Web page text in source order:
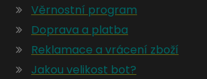
Věrnostní program
Doprava a platba
Reklamace a vrácení zboží
Jakou velikost bot?